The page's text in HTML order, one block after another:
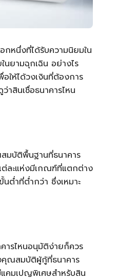
ไทย
สบาย(ดอท)คอม
กหนึ่งที่ได้รับความนิยมใน
นยามฉุกเฉิน อย่างไร
ให้ได้วงเงินที่ต้องการ
าสินเชื่อธนาคารไหน
มบัติพื้นฐานที่ธนาคาร
ต่ละแห่งมีเกณฑ์ที่แตกต่าง
ต่ำที่ต่ำกว่า ซึ่งเหมาะ
ารไหนอนุมัติง่ายก็ควร
คุณสมบัติผู้กู้ที่ธนาคาร
คมเปญพิเศษสำหรับสิน